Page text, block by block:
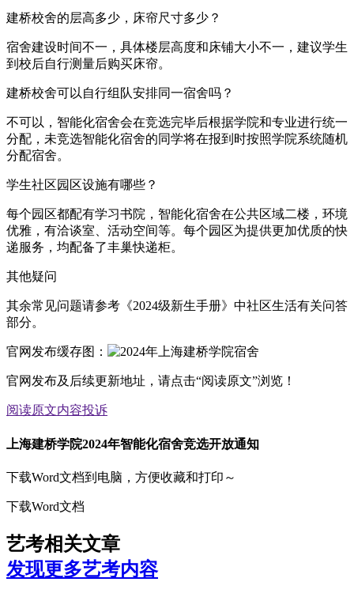
建桥校舍的层高多少，床帘尺寸多少？
宿舍建设时间不一，具体楼层高度和床铺大小不一，建议学生
到校后自行测量后购买床帘。
建桥校舍可以自行组队安排同一宿舍吗？
不可以，智能化宿舍会在竞选完毕后根据学院和专业进行统一
分配，未竞选智能化宿舍的同学将在报到时按照学院系统随机
分配宿舍。
学生社区园区设施有哪些？
每个园区都配有学习书院，智能化宿舍在公共区域二楼，环境
优雅，有洽谈室、活动空间等。每个园区为提供更加优质的快
递服务，均配备了丰巢快递柜。
其他疑问
其余常见问题请参考《2024级新生手册》中社区生活有关问答
部分。
官网发布缓存图：
官网发布及后续更新地址，请点击“阅读原文”浏览！
阅读原文内容投诉
上海建桥学院2024年智能化宿舍竞选开放通知
下载Word文档到电脑，方便收藏和打印～
下载Word文档
艺考相关文章
发现更多艺考内容